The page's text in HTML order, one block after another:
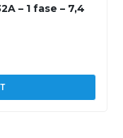
– 1 fase – 7,4